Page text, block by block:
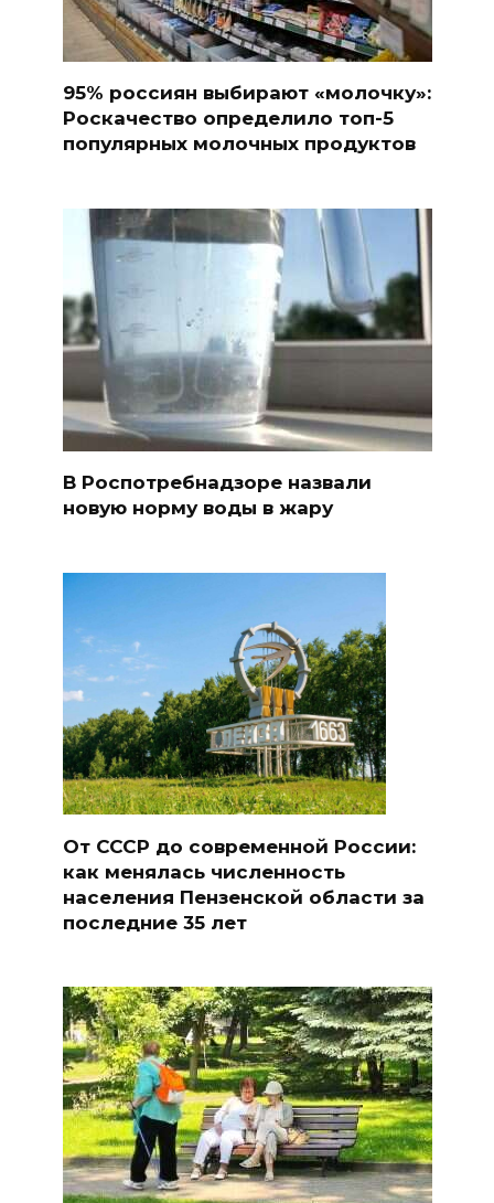
95% россиян выбирают «молочку»:
Роскачество определило топ-5
популярных молочных продуктов
В Роспотребнадзоре назвали
новую норму воды в жару
От СССР до современной России:
как менялась численность
населения Пензенской области за
последние 35 лет